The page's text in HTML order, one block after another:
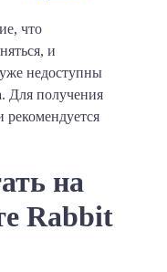
что
и
недоступны
Для получения
на
Rabbit